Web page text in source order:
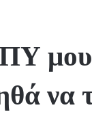
μου
να